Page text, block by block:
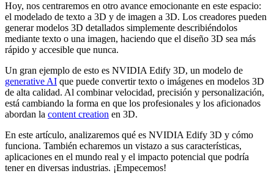
Hoy, nos centraremos en otro avance emocionante en este espacio:
el modelado de texto a 3D y de imagen a 3D. Los creadores pueden
generar modelos 3D detallados simplemente describiéndolos
mediante texto o una imagen, haciendo que el diseño 3D sea más
rápido y accesible que nunca.
Un gran ejemplo de esto es NVIDIA Edify 3D, un modelo de
generative AI que puede convertir texto o imágenes en modelos 3D
de alta calidad. Al combinar velocidad, precisión y personalización,
está cambiando la forma en que los profesionales y los aficionados
abordan la content creation en 3D.
En este artículo, analizaremos qué es NVIDIA Edify 3D y cómo
funciona. También echaremos un vistazo a sus características,
aplicaciones en el mundo real y el impacto potencial que podría
tener en diversas industrias. ¡Empecemos!